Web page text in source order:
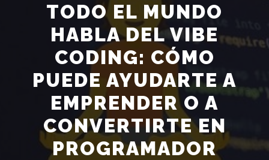
TODO EL MUNDO
HABLA DEL VIBE
CODING: CÓMO
PUEDE AYUDARTE A
EMPRENDER O A
CONVERTIRTE EN
PROGRAMADOR